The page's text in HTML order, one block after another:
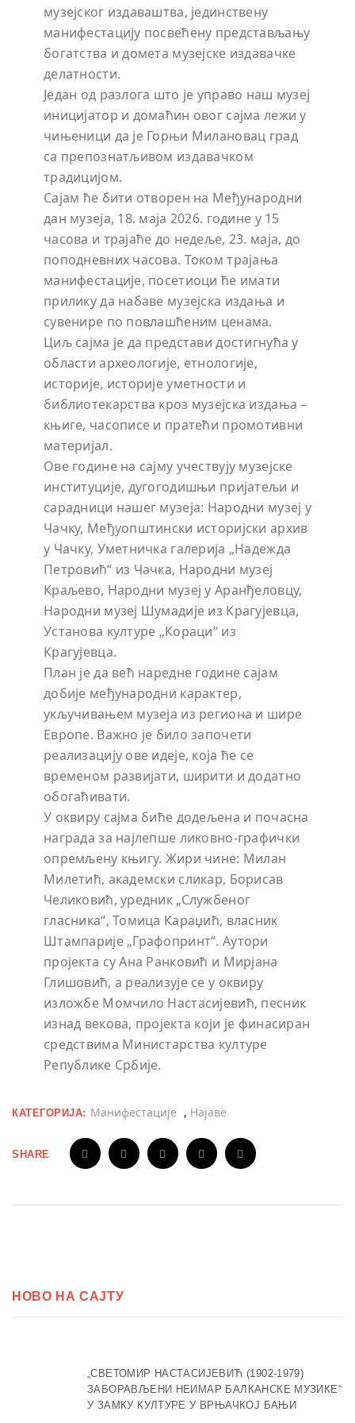
музејског издаваштва, јединствену
манифестацију посвећену представљању
богатства и домета музејске издавачке
делатности.
Један од разлога што је управо наш музеј
иницијатор и домаћин овог сајма лежи у
чињеници да је Горњи Милановац град
са препознатљивом издавачком
традицијом.
Сајам ће бити отворен на Међународни
дан музеја, 18. маја 2026. године у 15
часова и трајаће до недеље, 23. маја, до
поподневних часова. Током трајања
манифестације, посетиоци ће имати
прилику да набаве музејска издања и
сувенире по повлашћеним ценама.
Циљ сајма је да представи достигнућа у
области археологије, етнологије,
историје, историје уметности и
библиотекарства кроз музејска издања –
књиге, часописе и пратећи промотивни
материјал.
Ове године на сајму учествују музејске
институције, дугогодишњи пријатељи и
сарадници нашег музеја: Народни музеј у
Чачку, Међуопштински историјски архив
у Чачку, Уметничка галерија „Надежда
Петровић“ из Чачка, Народни музеј
Краљево, Народни музеј у Аранђеловцу,
Народни музеј Шумадије из Крагујевца,
Установа културе „Кораци“ из
Крагујевца.
План је да већ наредне године сајам
добије међународни карактер,
укључивањем музеја из региона и шире
Европе. Важно је било започети
реализацију ове идеје, која ће се
временом развијати, ширити и додатно
обогаћивати.
У оквиру сајма биће додељена и почасна
награда за најлепше ликовно-графички
опремљену књигу. Жири чине: Милан
Милетић, академски сликар, Борисав
Челиковић, уредник „Службеног
гласника“, Томица Караџић, власник
Штампарије „Графопринт“. Аутори
пројекта су Ана Ранковић и Мирјана
Глишовић, а реaлизује се у оквиру
изложбе Момчило Настасијевић, песник
изнад векова, пројекта који је финасиран
средствима Министарства културе
Републике Србије.
КАТЕГОРИЈА: Манифестације , Најаве
SHARE
НОВО НА САЈТУ
„СВЕТОМИР НАСТАСИЈЕВИЋ (1902-1979)
ЗАБОРАВЉЕНИ НЕИМАР БАЛКАНСКЕ МУЗИКЕ“
У ЗАМКУ КУЛТУРЕ У ВРЊАЧКОЈ БАЊИ